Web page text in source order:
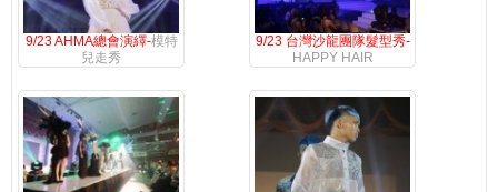
9/23 AHMA總會演繹-模特
兒走秀
9/23 台灣沙龍團隊髮型秀-
HAPPY HAIR